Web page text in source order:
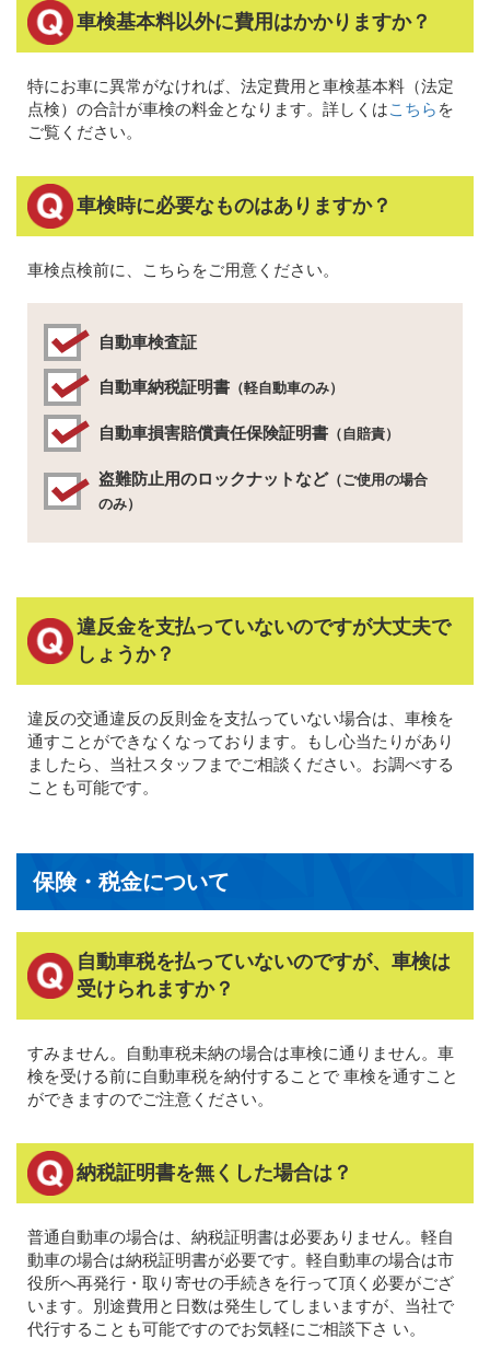
車検基本料以外に費用はかかりますか？
特にお車に異常がなければ、法定費用と車検基本料（法定
点検）の合計が車検の料金となります。詳しくはこちら を
ご覧ください。
車検時に必要なものはありますか？
車検点検前に、こちらをご用意ください。
自動車検査証
自動車納税証明書 （軽自動車のみ）
自動車損害賠償責任保険証明書 （自賠責）
盗難防止用のロックナットなど（ご使用の場合
のみ）
違反金を支払っていないのですが大丈夫で
しょうか？
違反の交通違反の反則金を支払っていない場合は、車検を
通すことができなくなっております。もし心当たりがあり
ましたら、当社スタッフまでご相談ください。お調べする
ことも可能です。
保険・税金について
自動車税を払っていないのですが、車検は
受けられますか？
すみません。自動車税未納の場合は車検に通りません。車
検を受ける前に自動車税を納付することで 車検を通すこと
ができますのでご注意ください。
納税証明書を無くした場合は？
普通自動車の場合は、納税証明書は必要ありません。軽自
動車の場合は納税証明書が必要です。軽自動車の場合は市
役所へ再発行・取り寄せの手続きを行って頂く必要がござ
います。別途費用と日数は発生してしまいますが、当社で
代行することも可能ですのでお気軽にご相談下さ い。